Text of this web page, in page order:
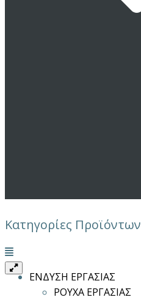
Κατηγορίες Προϊόντων
Μενού
ΕΝΔΥΣΗ ΕΡΓΑΣΙΑΣ
ΡΟΥΧΑ ΕΡΓΑΣΙΑΣ